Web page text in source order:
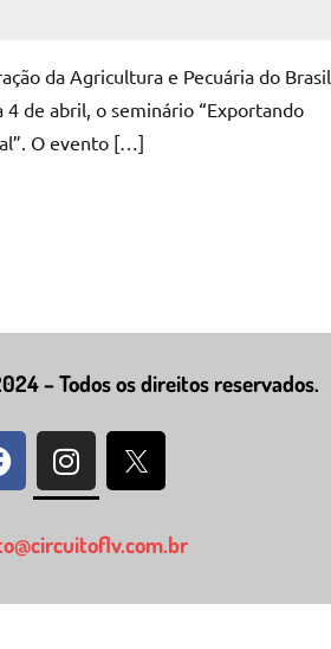
da Agricultura e Pecuária do Brasil
4 de abril, o seminário “Exportando
O evento […]
– Todos os direitos reservados.